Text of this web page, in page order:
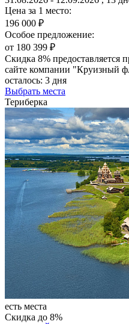
Цена за 1 место:
196 000 ₽
Особое предложение:
от 180 399 ₽
Скидка 8% предоставляется
сайте компании "Круизный
осталось: 3 дня
Выбрать места
Териберка
есть места
Скидка до 8%